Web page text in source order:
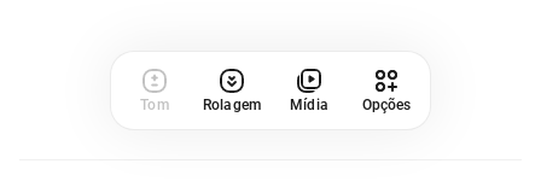
Tom Rolagem Mídia Opções